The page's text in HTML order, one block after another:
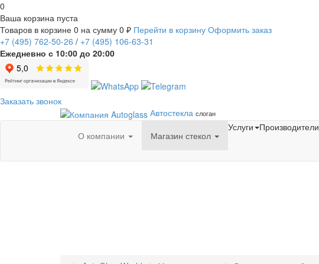
0
Ваша корзина пуста
Товаров в корзине 0 на сумму 0 ₽ Перейти в корзину Оформить заказ
+7 (495) 762-50-26 / +7 (495) 106-63-31
Ежедневно с 10:00 до 20:00
Заказать звонок
Автостекла слоган
О компании Магазин стекол
Услуги Производители